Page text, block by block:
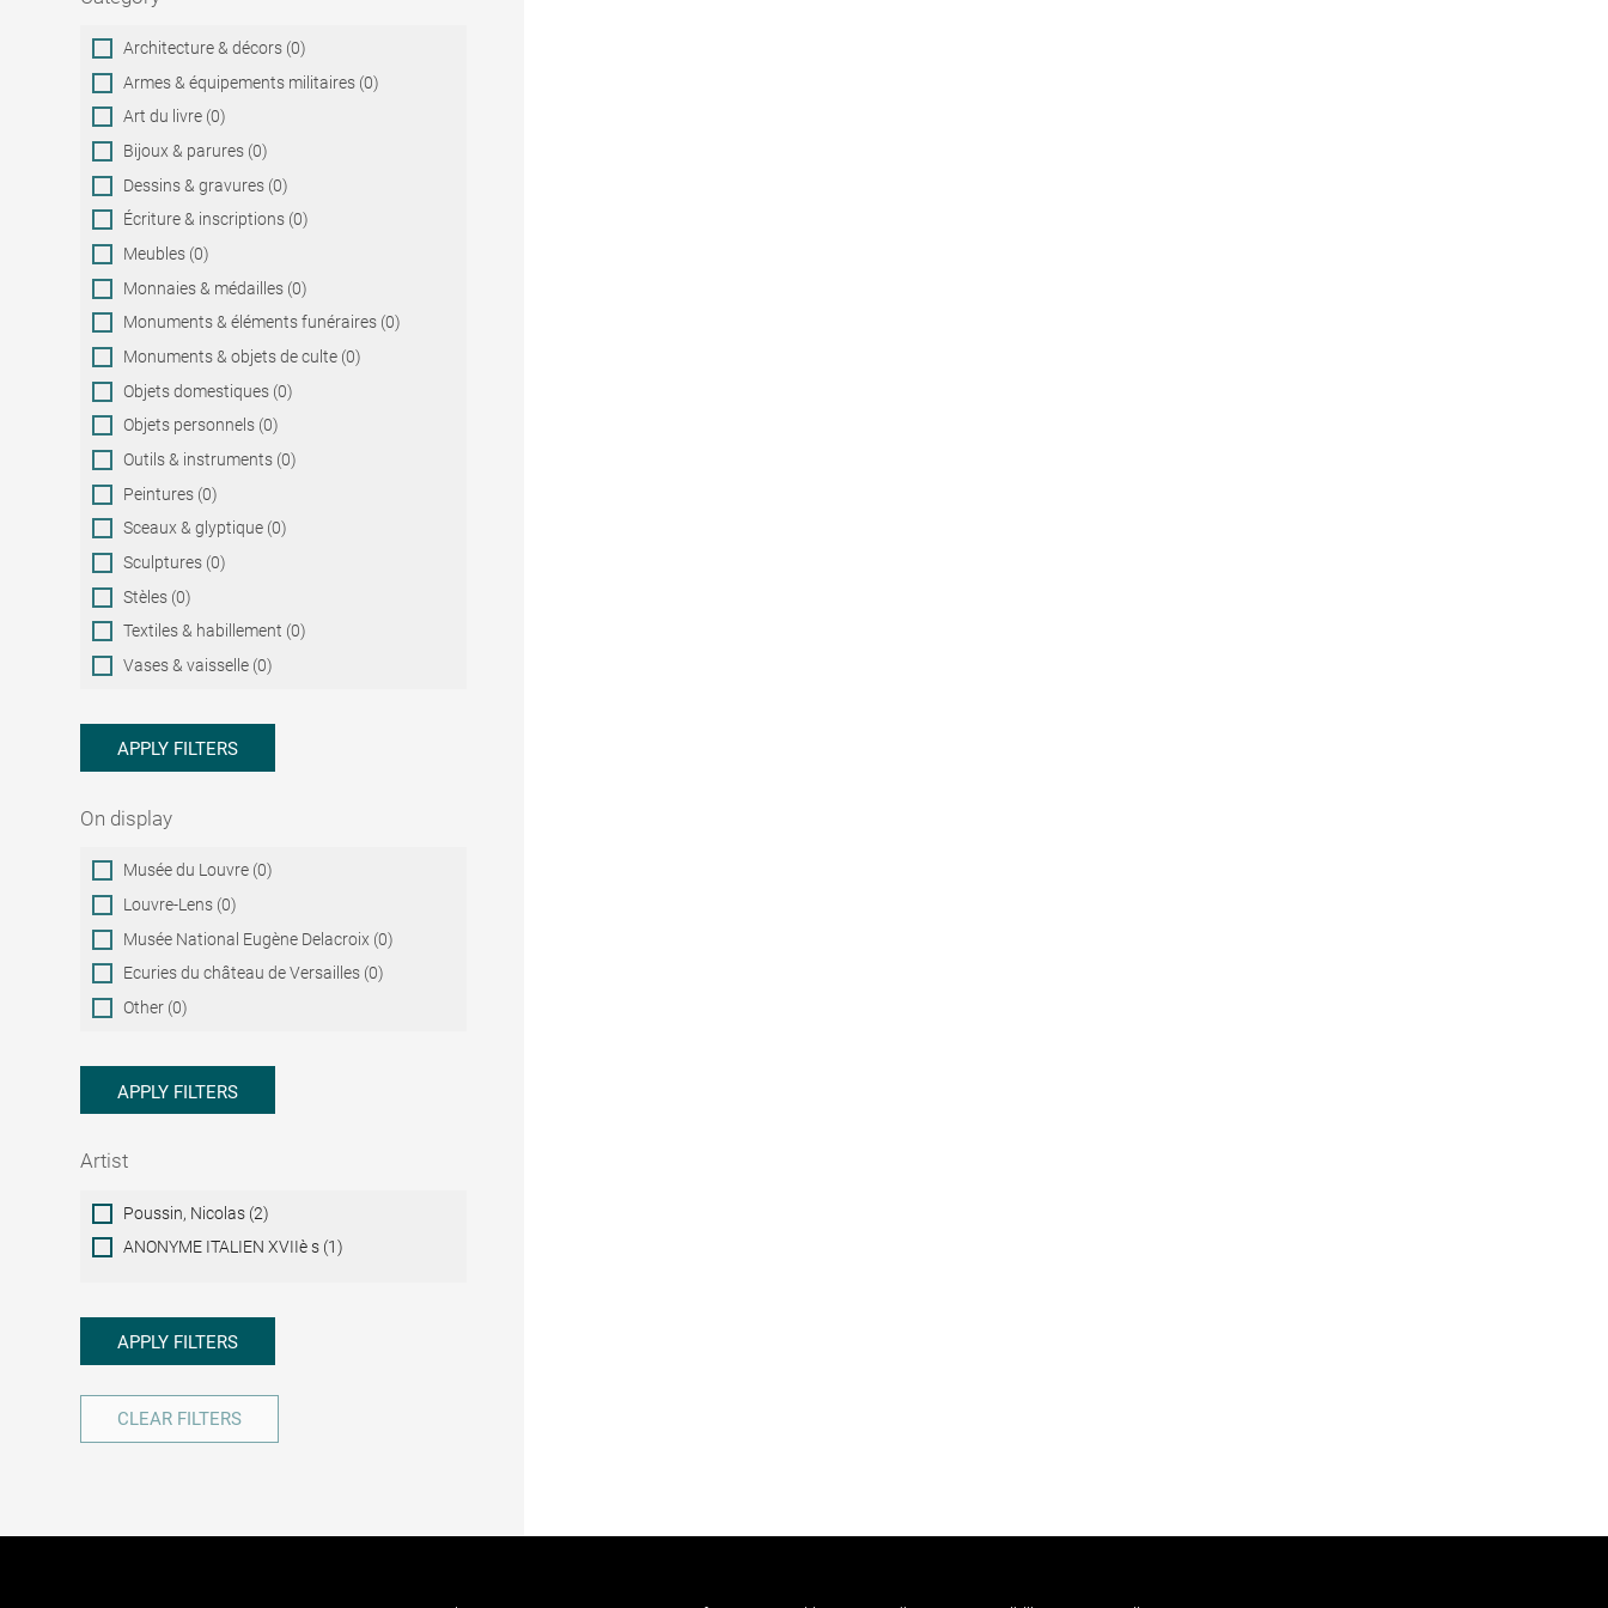
Category
Architecture & décors (0)
Armes & équipements militaires (0)
Art du livre (0)
Bijoux & parures (0)
Dessins & gravures (0)
Écriture & inscriptions (0)
Meubles (0)
Monnaies & médailles (0)
Monuments & éléments funéraires (0)
Monuments & objets de culte (0)
Objets domestiques (0)
Objets personnels (0)
Outils & instruments (0)
Peintures (0)
Sceaux & glyptique (0)
Sculptures (0)
Stèles (0)
Textiles & habillement (0)
Vases & vaisselle (0)
APPLY FILTERS
On display
On
display
Musée du Louvre (0)
Louvre-Lens (0)
Musée National Eugène Delacroix (0)
Ecuries du château de Versailles (0)
Other (0)
APPLY FILTERS
Artist
ArtistPoussin, Nicolas (2)
ANONYME ITALIEN XVIIè s (1)
APPLY FILTERS
CLEAR FILTERS